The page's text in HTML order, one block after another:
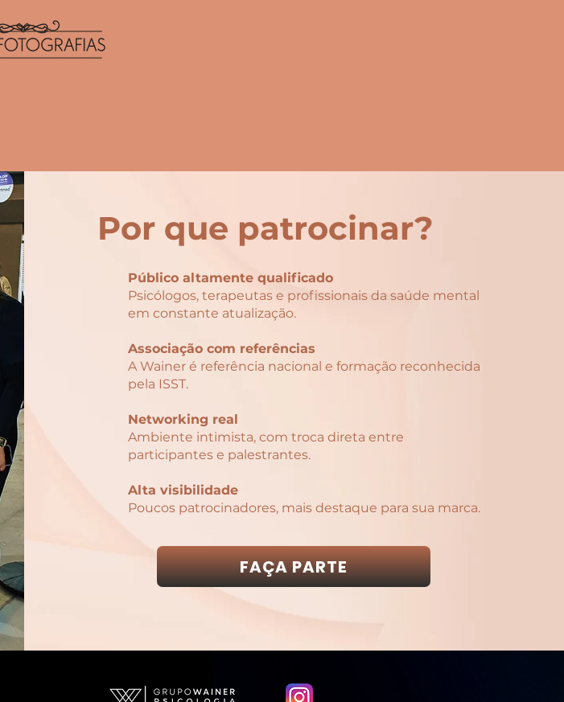
Por que patrocinar?
Público altamente qualificado
Psicólogos, terapeutas e profissionais da saúde mental
em constante atualização.
Associação com referências
A Wainer é referência nacional e formação reconhecida
pela ISST.
Networking real
Ambiente intimista, com troca direta entre
participantes e palestrantes.
Alta visibilidade
Poucos patrocinadores, mais destaque para sua marca.
FAÇA PARTE